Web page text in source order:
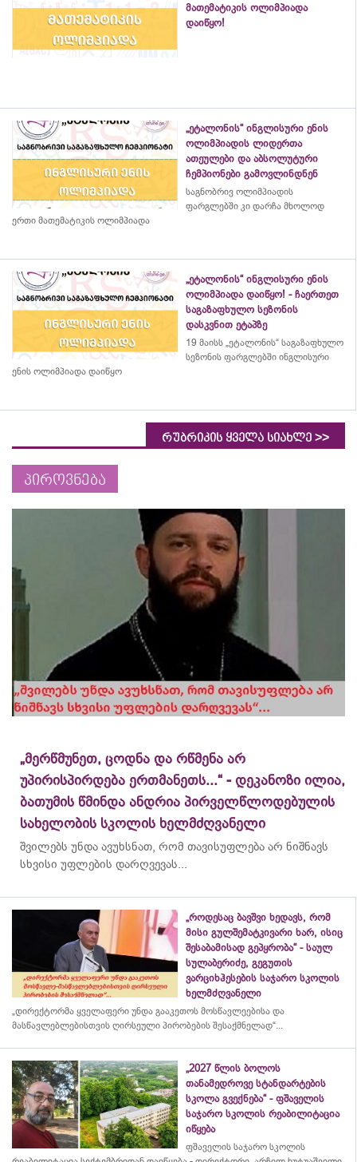
მათემატიკის ოლიმპიადა
დაიწყო!
„ეტალონის“ ინგლისური ენის
ოლიმპიადის ლიდერთა
ათეულები და აბსოლუტური
ჩემპიონები გამოვლინდნენ
საგნობრივ ოლიმპიადის
ფარგლებში კი დარჩა მხოლოდ
ერთი მათემატიკის ოლიმპიადა
„ეტალონის“ ინგლისური ენის
ოლიმპიადა დაიწყო! - ჩაერთეთ
საგაზაფხულო სეზონის
დასკვნით ეტაპზე
19 მაისს „ეტალონის“ საგაზაფხულო
სეზონის ფარგლებში ინგლისური
ენის ოლიმპიადა დაიწყო
რუბრიკის ყველა სიახლე >>
პიროვნება
„მერწმუნეთ, ცოდნა და რწმენა არ
უპირისპირდება ერთმანეთს...“ - დეკანოზი ილია,
ბათუმის წმინდა ანდრია პირველწლოდებულის
სახელობის სკოლის ხელმძღვანელი
შვილებს უნდა ავუხსნათ, რომ თავისუფლება არ ნიშნავს
სხვისი უფლების დარღვევას...
„როდესაც ბავშვი ხედავს, რომ
მისი გულშემატკივარი ხარ, ისიც
შესაბამისად გეპყრობა“ - საულ
სულაბერიძე, გეგუთის
ვარციხჰესების საჯარო სკოლის
ხელმძღვანელი
„დირექტორმა ყველაფერი უნდა გააკეთოს მოსწავლეებისა და
მასწავლებლებისთვის ღირსეული პირობების შესაქმნელად“...
„2027 წლის ბოლოს
თანამედროვე სტანდარტების
სკოლა გვექნება“ - ფშაველის
საჯარო სკოლის რეაბილიტაცია
იწყება
ფშაველის საჯარო სკოლის